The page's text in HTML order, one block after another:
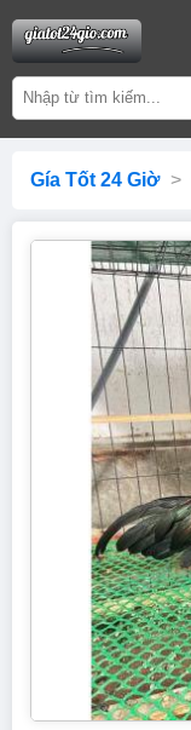
Gía Tốt 24 Giờ >